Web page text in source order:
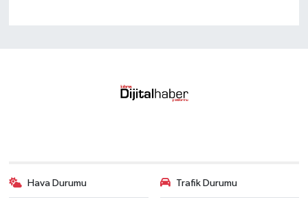
Hava Durumu Trafik Durumu